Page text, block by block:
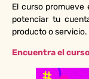
El curso promueve
potenciar tu
producto o servicio.
Encuentra el